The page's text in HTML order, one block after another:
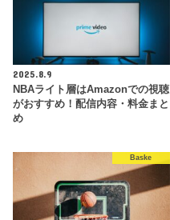
2025.8.9
NBAライト層はAmazonでの視聴
がおすすめ！配信内容・料金まと
め
Baske